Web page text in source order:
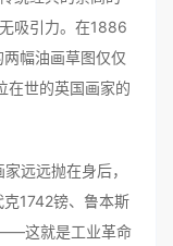
吸引力。在1886
幅油画草图仅仅
在世的英国画家的
远远抛在身后，
1742镑、鲁本斯
这就是工业革命